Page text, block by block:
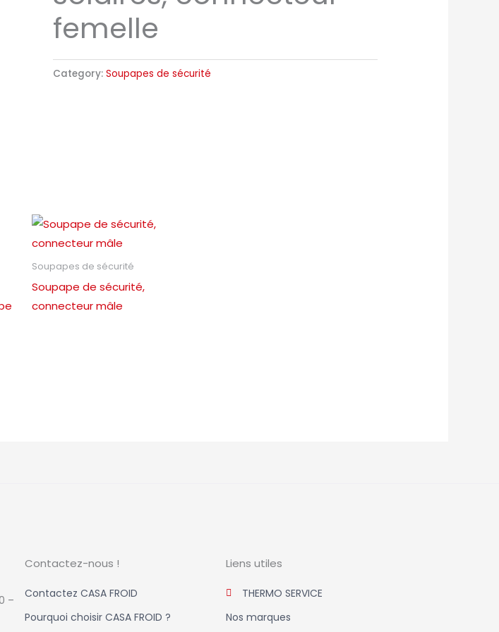
femelle
Category: Soupapes de sécurité
Soupapes de sécurité
Soupape de sécurité,
connecteur mâle
–
Contactez-nous !
Contactez CASA FROID
Pourquoi choisir CASA FROID ?
Liens utiles
THERMO SERVICE
Nos marques